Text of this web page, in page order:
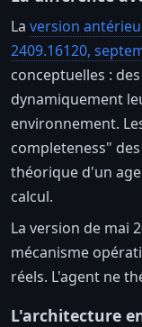
La version
2409.16120,
conceptuelles :
dynamiquement
environnement.
completeness"
théorique d'un
calcul.
La version de mai
mécanisme
réels. L'agent ne
L'architecture